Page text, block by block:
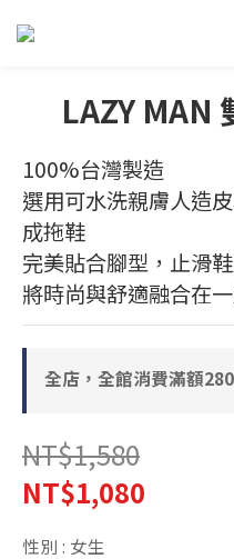
LAZY MAN
100%台灣製造
選用可水洗親膚人造
成拖鞋
完美貼合腳型，止滑
將時尚與舒適融合在
全店，全館消費滿額
NT$1,580
NT$1,080
性別 : 女生